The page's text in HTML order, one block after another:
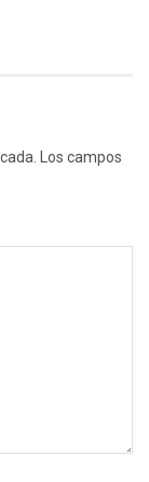
Los campos